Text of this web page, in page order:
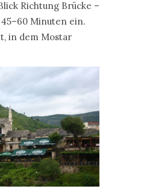
Richtung Brücke –
Minuten ein.
in dem Mostar